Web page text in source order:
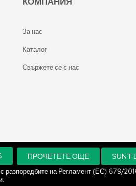
За нас
Каталог
Свържете се с нас
ПРОЧЕТЕТЕ ОЩЕ SUNT
на Регламент (ЕС) 679/